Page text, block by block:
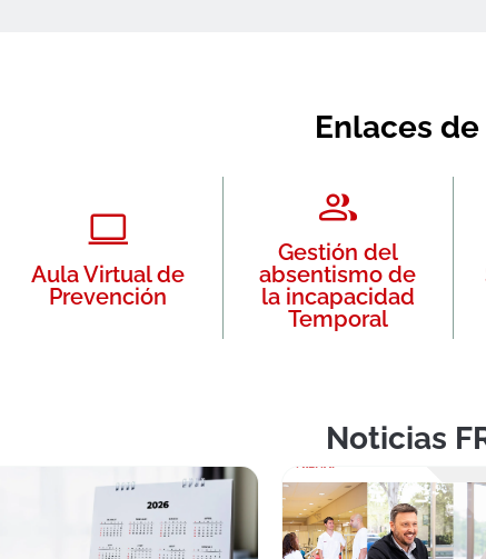
Enlaces
Aula Virtual de
Prevención
Gestión del
absentismo de
la incapacidad
Temporal
Noticias